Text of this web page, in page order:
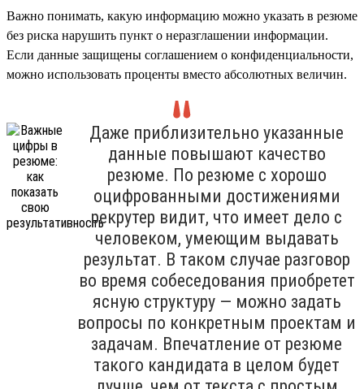
Важно понимать, какую информацию можно указать в резюме
без риска нарушить пункт о неразглашении информации.
Если данные защищены соглашением о конфиденциальности,
можно использовать проценты вместо абсолютных величин.
Даже приблизительно указанные
данные повышают качество
резюме. По резюме с хорошо
оцифрованными достижениями
рекрутер видит, что имеет дело с
человеком, умеющим выдавать
результат. В таком случае разговор
во время собеседования приобретет
ясную структуру — можно задать
вопросы по конкретным проектам и
задачам. Впечатление от резюме
такого кандидата в целом будет